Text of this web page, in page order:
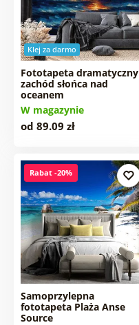
Klej za darmo
Fototapeta dramatyczny
zachód słońca nad
oceanem
W magazynie
od 89.09 zł
Rabat -20%
Samoprzylepna
fototapeta Plaża Anse
Source